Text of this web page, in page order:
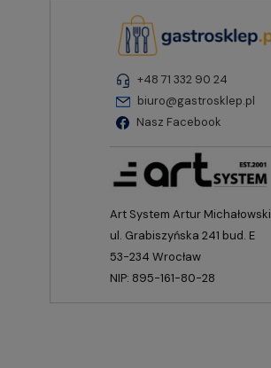
+48 71 332 90 24
biuro@gastrosklep.pl
Nasz Facebook
Art System Artur Michałowski
ul. Grabiszyńska 241 bud. E
53-234 Wrocław
NIP: 895-161-80-28